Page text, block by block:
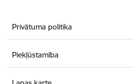
Privātuma politika
Piekļūstamība